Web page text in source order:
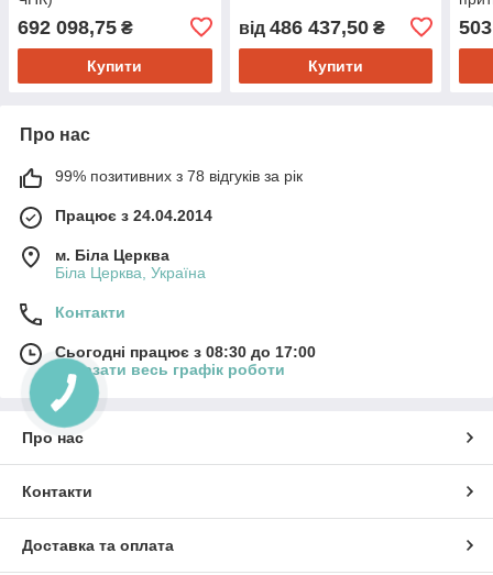
692 098,75 ₴
Купити
від 486 437,50₴
Купити
Про нас
99% позитивних з 78 відгуків за рік
Працює з 24.04.2014
м. Біла Церква
Біла Церква, Україна
Контакти
Сьогодні працює з 08:30 до 17:00
Показати весь графік роботи
Про нас
Контакти
Доставка та оплата